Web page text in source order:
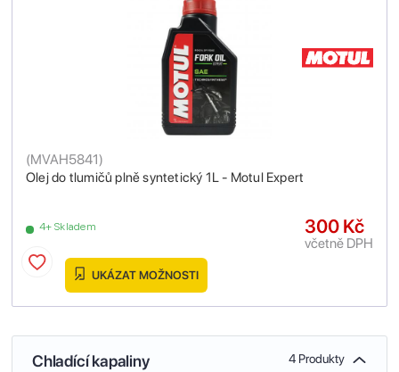
Olej do tlumičů plně syntetický 1L - Motul Expert
(MVAH5841)
4+ Skladem 300 Kč
včetně DPH
UKÁZAT MOŽNOSTI
Chladící kapaliny 4 Produkty